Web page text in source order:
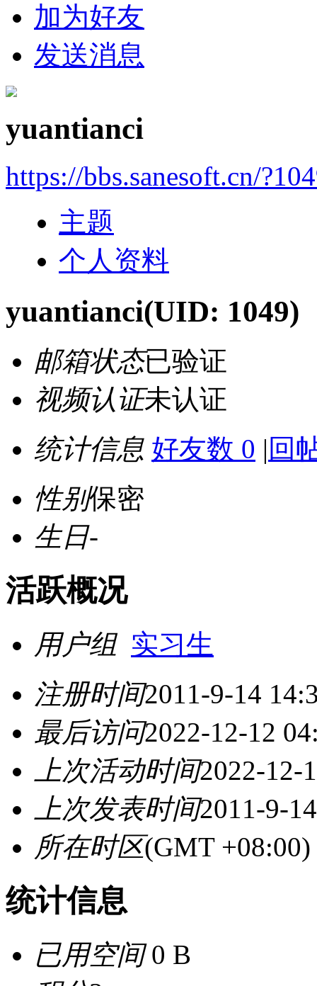
加为好友
发送消息
yuantianci
https://bbs.sanesoft.cn/
主题
个人资料
yuantianci(UID: 1049)
邮箱状态已验证
视频认证未认证
统计信息 好友数 0 | 回
性别保密
生日-
活跃概况
用户组 实习生
注册时间2011-9-14
最后访问2022-12-12
上次活动时间2022-12-
上次发表时间2011-9-
所在时区(GMT
统计信息
已用空间0 B